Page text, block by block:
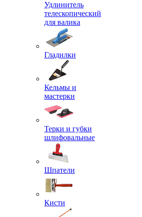
Удлинитель
телескопический
для валика
Гладилки
Кельмы и
мастерки
Терки и губки
шлифовальные
Шпатели
Кисти